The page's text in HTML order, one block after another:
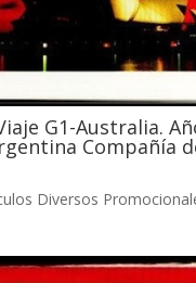
G1-Australia.
Compañía
Diversos